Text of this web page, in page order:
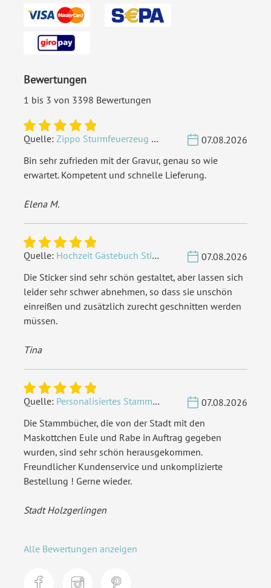
Bei hoher Blätteranzahl legen wir automatisch größere
Ringe bei.
Lederbindung: Es passen max. 25 Blätter Fotokarton
Holzbindung: Es passen max. 25 Blätter Fotokarton hinein.
Mehr sind nicht möglich.
Klarsichtfolienpassen in dieses Buch
würden überstehen.
Bindungsart: Ringbindung
Highlights:
Fotokarton
, Holzcover,
Lasergeschnitten
Inklusiv-Leistungen: Inkl. Gravur Ihrer Inhalte
Extras: Cover-Sonderform
Material: Birkensperrholz
EAN: 4251926337343
Bewertungen
1 bis 3 von 3398 Bewertungen
Quelle: Zippo Sturmfeuerzeug Chrom - Verzierte Initialen
07.08.2026
Bin sehr zufrieden mit der Gravur, genau so wie
erwartet. Kompetent und schnelle Lieferung.
Elena M.
Quelle: Hochzeit Gästebuch Sticker 40 Fragen - Weiß
07.08.2026
Die Sticker sind sehr schön gestaltet, aber lassen sich
leider sehr schwer abnehmen, so dass sie unschön
einreißen und zusätzlich zurecht geschnitten werden
müssen.
Tina
Quelle: Personalisiertes Stammbuch - Eigene Gravurdatei hochladen
07.08.2026
Die Stammbücher, die von der Stadt mit den
Maskottchen Eule und Rabe in Auftrag gegeben
wurden, sind sehr schön herausgekommen.
Freundlicher Kundenservice und unkomplizierte
Bestellung ! Gerne wieder.
Stadt Holzgerlingen
Alle Bewertungen anzeigen